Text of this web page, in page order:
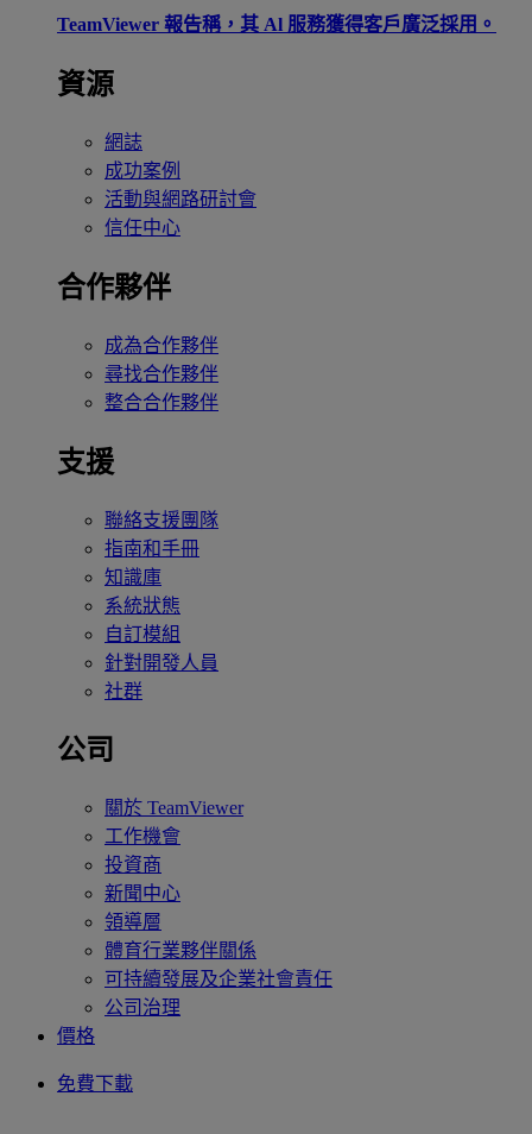
TeamViewer 報告稱，其 Al 服務獲得客戶廣泛採用。
資源
網誌
成功案例
活動與網路研討會
信任中心
合作夥伴
成為合作夥伴
尋找合作夥伴
整合合作夥伴
支援
聯絡支援團隊
指南和手冊
知識庫
系統狀態
自訂模組
針對開發人員
社群
公司
關於 TeamViewer
工作機會
投資商
新聞中心
領導層
體育行業夥伴關係
可持續發展及企業社會責任
公司治理
價格
免費下載